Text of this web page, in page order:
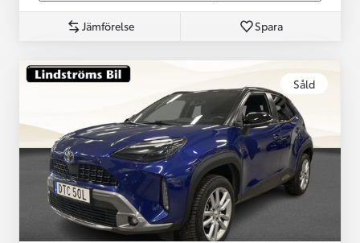
Jämförelse Spara
Såld